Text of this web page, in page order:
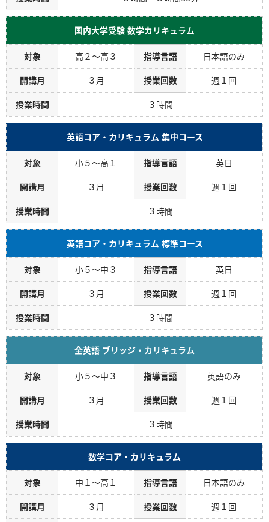
国内大学受験 数学カリキュラム
対象 高２～高３ 指導言語 日本語のみ
開講月 ３月 授業回数 週１回
授業時間 ３時間
英語コア・カリキュラム 集中コース
対象 小５～高１ 指導言語 英日
開講月 ３月 授業回数 週１回
授業時間 ３時間
英語コア・カリキュラム 標準コース
対象 小５～中３ 指導言語 英日
開講月 ３月 授業回数 週１回
授業時間 ３時間
全英語 ブリッジ・カリキュラム
対象 小５～中３ 指導言語 英語のみ
開講月 ３月 授業回数 週１回
授業時間 ３時間
数学コア・カリキュラム
対象 中１～高１ 指導言語 日本語のみ
開講月 ３月 授業回数 週１回